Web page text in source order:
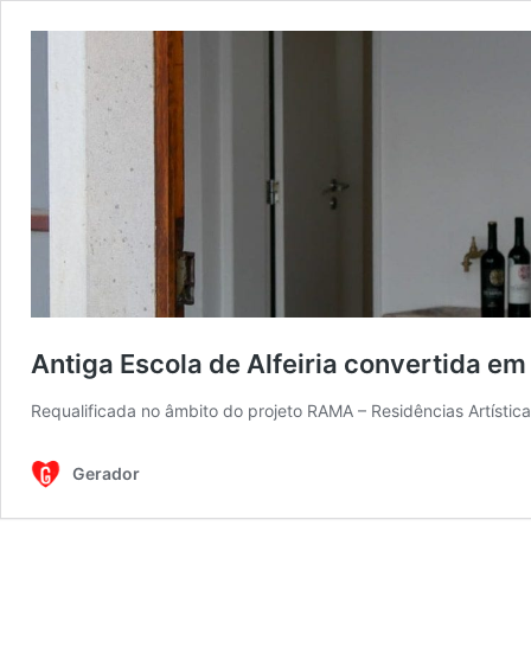
Antiga Escola de Alfeiria convertida
Requalificada no âmbito do projeto RAMA – Residências
Gerador